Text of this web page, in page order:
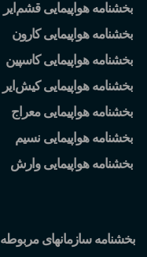
بخشنامه هواپیمایی قشم ایر
بخشنامه هواپیمایی کارون
بخشنامه هواپیمایی کاسپین
بخشنامه هواپیمایی کیش ایر
بخشنامه هواپیمایی معراج
بخشنامه هواپیمایی نسیم
بخشنامه هواپیمایی وارش
بخشنامه سازمانهای مربوطه